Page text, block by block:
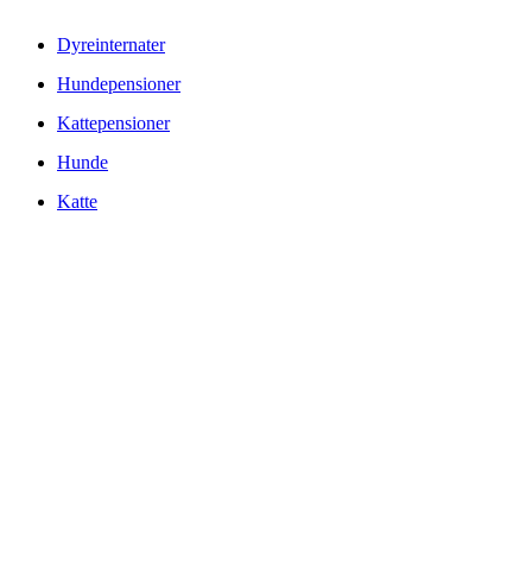
Dyreinternater
Hundepensioner
Kattepensioner
Hunde
Katte